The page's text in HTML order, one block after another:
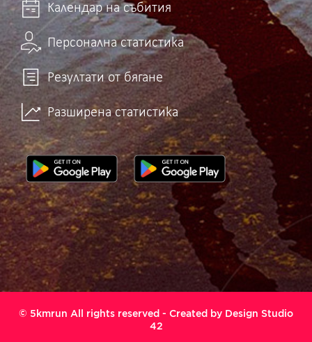
Календар на събития
Персонална статистика
Резултати от бягане
Разширена статистика
© 5kmrun All rights reserved - Created by Design Studio
42